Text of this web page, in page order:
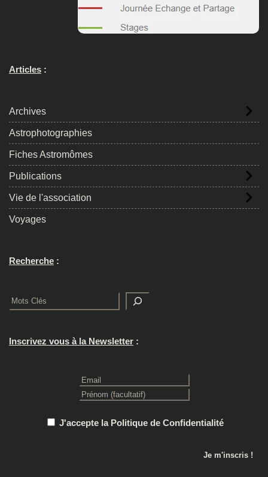
Articles :
Archives
Astrophotographies
Fiches Astromômes
Publications
Vie de l'association
Voyages
Recherche :
Rechercher
Inscrivez vous à la Newsletter :
J'accepte la Politique de Confidentialité